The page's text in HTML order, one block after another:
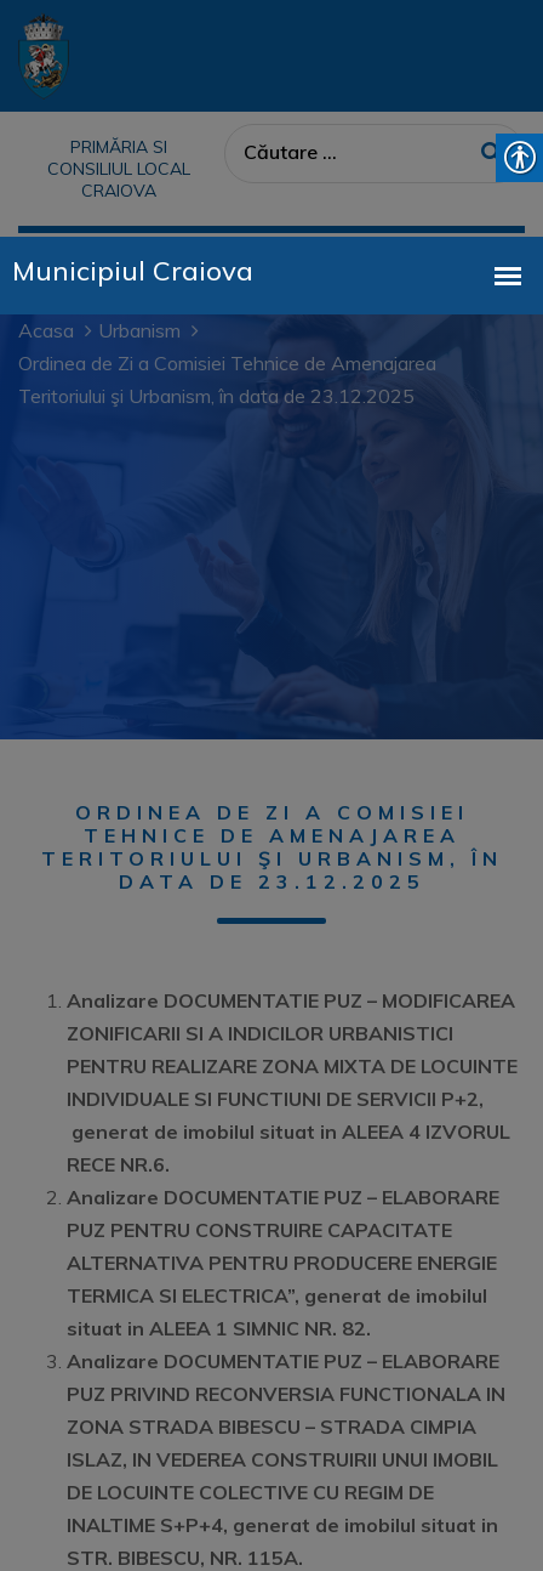
PRIMĂRIA SI
CONSILIUL LOCAL
CRAIOVA
Acasa
Urbanism
Ordinea de Zi a Comisiei Tehnice de Amenajarea
Teritoriului şi Urbanism, în data de 23.12.2025
ORDINEA DE ZI A COMISIEI
TEHNICE DE AMENAJAREA
TERITORIULUI ŞI URBANISM, ÎN
DATA DE 23.12.2025
Analizare DOCUMENTATIE PUZ – MODIFICAREA
ZONIFICARII SI A INDICILOR URBANISTICI
PENTRU REALIZARE ZONA MIXTA DE LOCUINTE
INDIVIDUALE SI FUNCTIUNI DE SERVICII P+2,
generat de imobilul situat in ALEEA 4 IZVORUL
RECE NR.6.
Analizare DOCUMENTATIE PUZ – ELABORARE
PUZ PENTRU CONSTRUIRE CAPACITATE
ALTERNATIVA PENTRU PRODUCERE ENERGIE
TERMICA SI ELECTRICA”, generat de imobilul
situat in ALEEA 1 SIMNIC NR. 82.
Analizare DOCUMENTATIE PUZ – ELABORARE
PUZ PRIVIND RECONVERSIA FUNCTIONALA IN
ZONA STRADA BIBESCU – STRADA CIMPIA
ISLAZ, IN VEDEREA CONSTRUIRII UNUI IMOBIL
DE LOCUINTE COLECTIVE CU REGIM DE
INALTIME S+P+4, generat de imobilul situat in
STR. BIBESCU, NR. 115A.